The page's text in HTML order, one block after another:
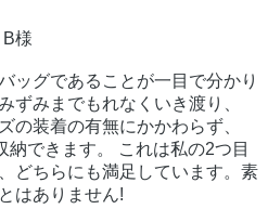
様
ッグであることが一目で分かり
ずみまでもれなくいき渡り、
の装着の有無にかかわらず、
納できます。 これは私の2つ目
どちらにも満足しています。素
はありません!